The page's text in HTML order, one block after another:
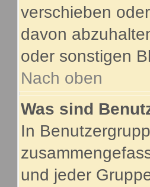
verschieben
davon
oder sonstigen
Nach oben
Was sind
In
und jeder